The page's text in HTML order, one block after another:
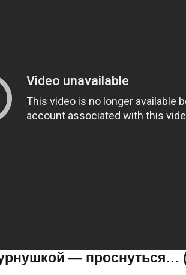
— проснуться…